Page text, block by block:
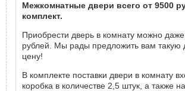
Межкомнатные двери всего от 9500
комплект.
Приобрести дверь в комнату можно
рублей. Мы рады предложить вам такую
цену!
В комплекте поставки двери в комнату
коробка в количестве 2,5 штук, а также